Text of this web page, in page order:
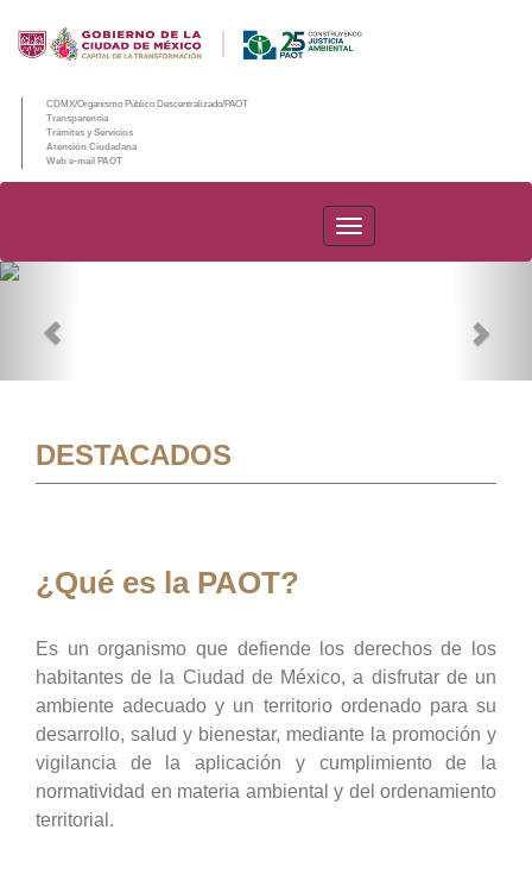
CDMX/Organismo Público Descentralizado/PAOT
Transparencia
Trámites y Servicios
Atención Ciudadana
Web e-mail PAOT
PAOT
DESTACADOS
¿Qué es la PAOT?
Es un organismo que defiende los derechos de los
habitantes de la Ciudad de México, a disfrutar de un
ambiente adecuado y un territorio ordenado para su
desarrollo, salud y bienestar, mediante la promoción y
vigilancia de la aplicación y cumplimiento de la
normatividad en materia ambiental y del ordenamiento
territorial.